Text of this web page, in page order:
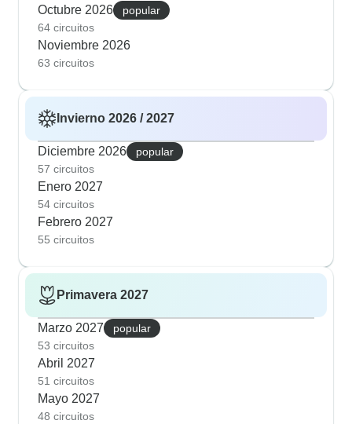
Octubre 2026
popular
64 circuitos
Noviembre 2026
63 circuitos
Invierno 2026 / 2027
Diciembre 2026
popular
57 circuitos
Enero 2027
54 circuitos
Febrero 2027
55 circuitos
Primavera 2027
Marzo 2027
popular
53 circuitos
Abril 2027
51 circuitos
Mayo 2027
48 circuitos